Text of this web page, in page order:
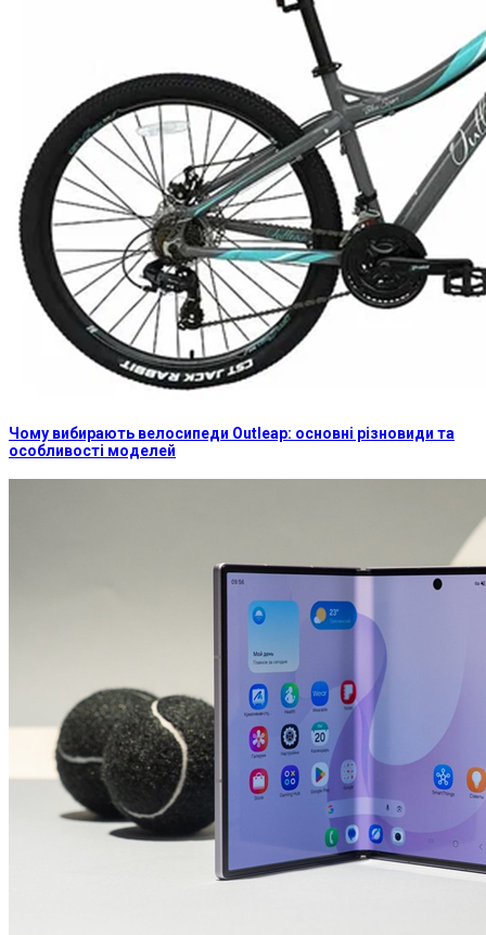
Чому вибирають велосипеди Outleap: основні різновиди та
особливості моделей